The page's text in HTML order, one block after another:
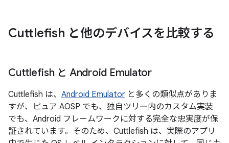
Cuttlefish と他のデバイスを比較する
Cuttlefish と Android Emulator
Cuttlefish は、 Android Emulator と多くの類似点がありま
すが、ピュア AOSP でも、独自ツリー内のカスタム実装
でも、Android フレームワークに対する完全な忠実度が保
証されています。そのため、Cuttlefish は、実際のアプリ